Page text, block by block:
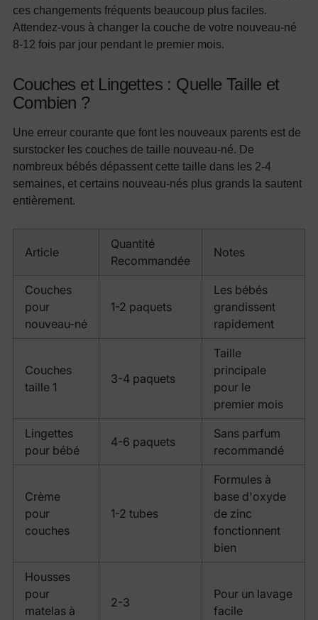
ces changements fréquents beaucoup plus faciles.
Attendez-vous à changer la couche de votre nouveau-né
8-12 fois par jour pendant le premier mois.
Couches et Lingettes : Quelle Taille et
Combien ?
Une erreur courante que font les nouveaux parents est de
surstocker les couches de taille nouveau-né. De
nombreux bébés dépassent cette taille dans les 2-4
semaines, et certains nouveau-nés plus grands la sautent
entièrement.
Article
Quantité
Recommandée
Notes
Couches
pour
nouveau-né
1-2 paquets
Les bébés
grandissent
rapidement
Couches
taille 1
3-4 paquets
Taille
principale
pour le
premier mois
Lingettes
pour bébé
4-6 paquets
Sans parfum
recommandé
Crème
pour
couches
1-2 tubes
Formules à
base d'oxyde
de zinc
fonctionnent
bien
Housses
pour
matelas à
2-3
Pour un lavage
facile